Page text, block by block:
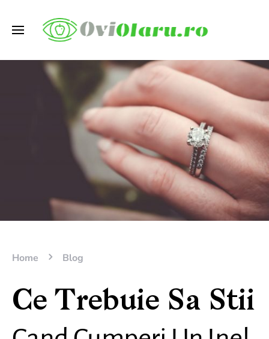
Home Blog
Ce Trebuie Sa Stii